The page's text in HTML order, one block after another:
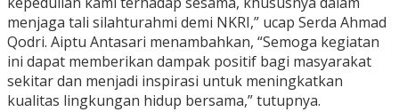
menjaga tali silahturahmi demi NKRI,” ucap Serda Ahmad
Qodri. Aiptu Antasari menambahkan, “Semoga kegiatan
ini dapat memberikan dampak positif bagi masyarakat
sekitar dan menjadi inspirasi untuk meningkatkan
kualitas lingkungan hidup bersama,” tutupnya.